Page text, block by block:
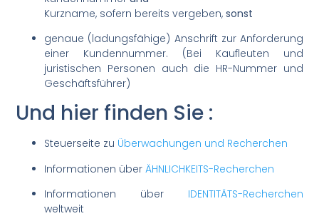
Kurzname, sofern bereits vergeben,sonst
genaue (ladungsfähige) Anschrift zur Anforderung
einer Kundennummer. (Bei Kaufleuten und
juristischen Personen auch die HR-Nummer und
Geschäftsführer)
Und hier finden Sie :
Steuerseite zu Überwachungen und Recherchen
Informationen überÄHNLICHKEITS-Recherchen
Informationen über IDENTITÄTS-Recherchen
weltweit